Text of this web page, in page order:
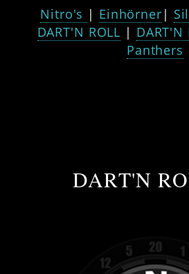
Nitro's | Einhörner |
DART'N ROLL | DART'N
Panthers
DART'N